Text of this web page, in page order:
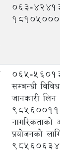
063-424133
065-560133,
सम्बन्धी विविध
जानकारी लिन
9856001113
नागरिकताको
प्रयोजनको लागि
9856063403